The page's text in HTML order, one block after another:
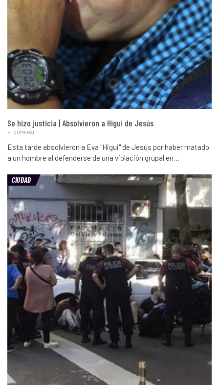
Se hizo justicia | Absolvieron a Higui de Jesús
ELNUMERAL
Esta tarde absolvieron a Eva "Higui" de Jesús por haber matado
a un hombre al defenderse de una violación grupal en…
CIUDAD